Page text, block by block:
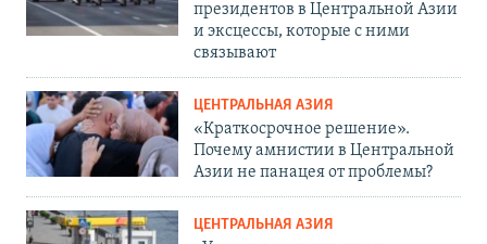
президентов в Центральной Азии
и эксцессы, которые с ними
связывают
ЦЕНТРАЛЬНАЯ АЗИЯ
«Краткосрочное решение».
Почему амнистии в Центральной
Азии не панацея от проблемы?
ЦЕНТРАЛЬНАЯ АЗИЯ